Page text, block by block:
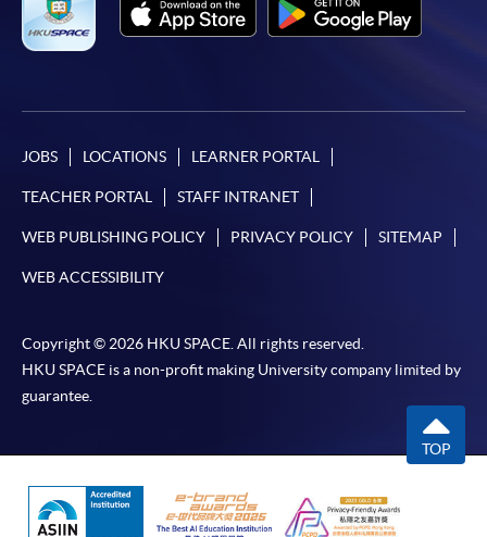
JOBS LOCATIONS LEARNER PORTAL
TEACHER PORTAL STAFF INTRANET
WEB PUBLISHING POLICY PRIVACY POLICY SITEMAP
WEB ACCESSIBILITY
Copyright © 2026 HKU SPACE. All rights reserved.
HKU SPACE is a non-profit making University company limited by
guarantee.
TOP